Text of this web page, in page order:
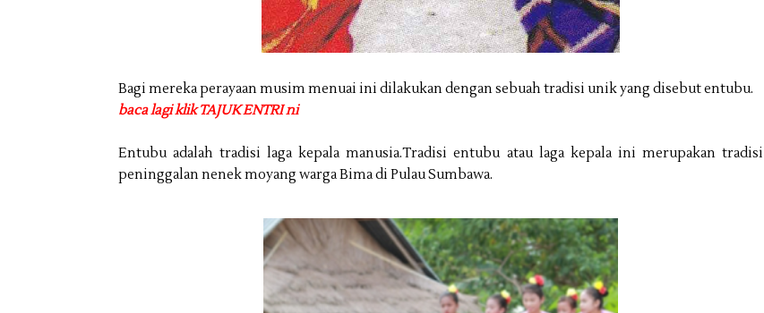
Bagi mereka perayaan musim menuai ini dilakukan dengan sebuah tradisi unik yang disebut entubu.
baca lagi klik TAJUK ENTRI ni
Entubu adalah tradisi laga kepala manusia.Tradisi entubu atau laga kepala ini merupakan tradisi
peninggalan nenek moyang warga Bima di Pulau Sumbawa.